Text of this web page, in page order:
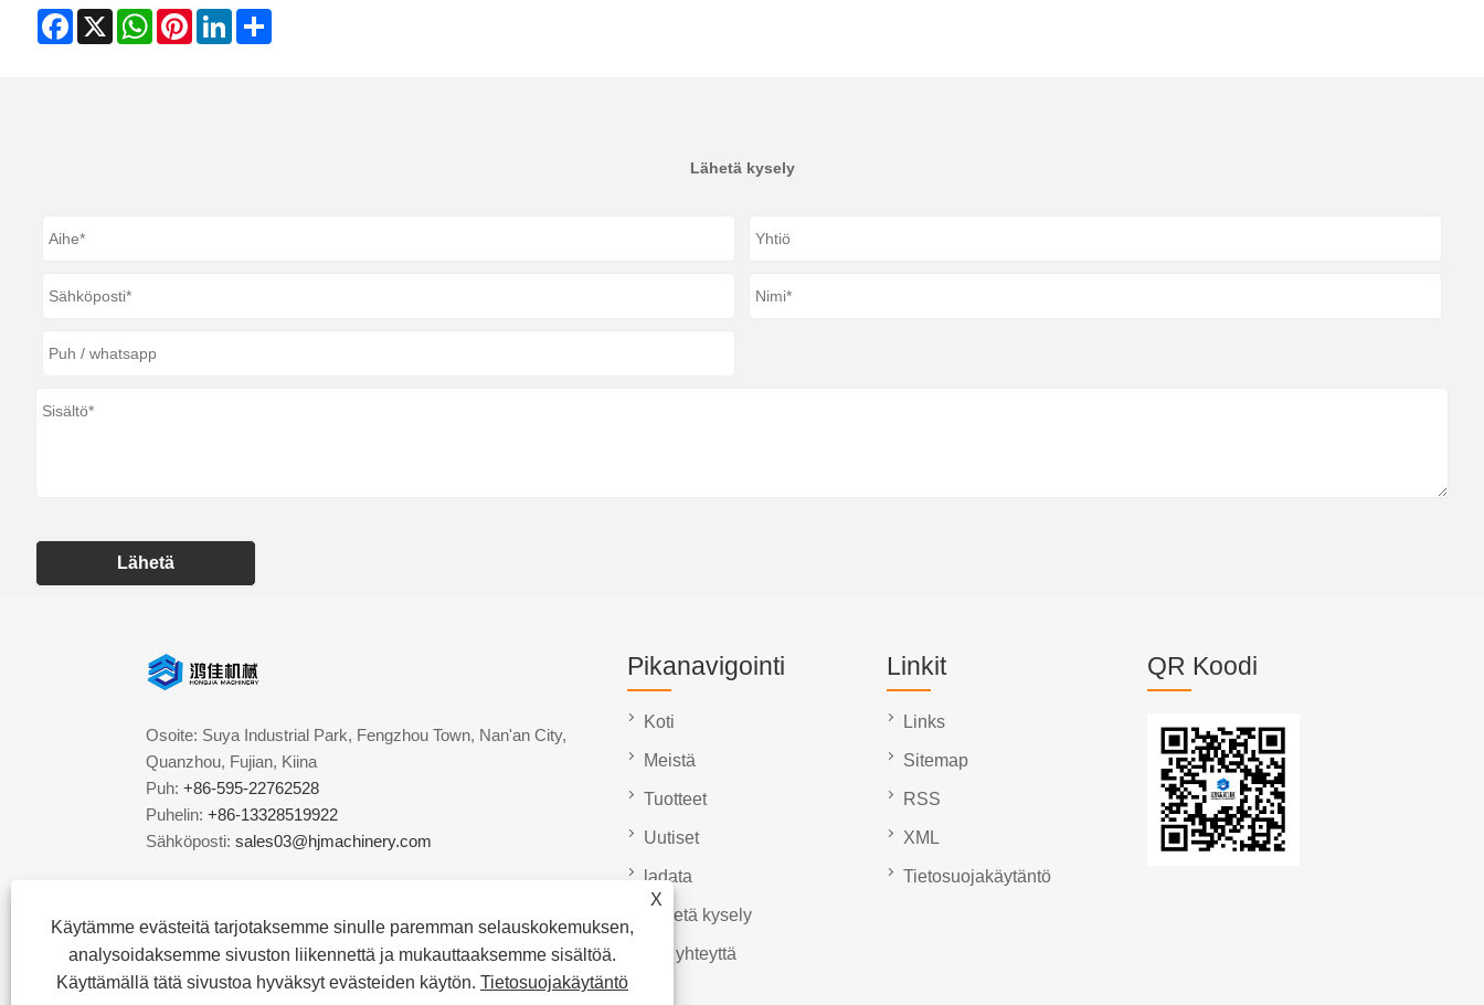
Facebook
X WhatsAppPinterestLinkedIn
Lähetä kysely
Lähetä
X
Käytämme evästeitä tarjotaksemme sinulle paremman selauskokemuksen,
analysoidaksemme sivuston liikennettä ja mukauttaaksemme sisältöä.
Käyttämällä tätä sivustoa hyväksyt evästeiden käytön. Tietosuojakäytäntö
Osoite: Suya Industrial Park, Fengzhou Town, Nan'an City,
Quanzhou, Fujian, Kiina
Puh: +86-595-22762528
Puhelin: +86-13328519922
Sähköposti: sales03@hjmachinery.com
Pikanavigointi
Koti
Meistä
Tuotteet
Uutiset
ladata
Lähetä kysely
Ota yhteyttä
Linkit
Links
Sitemap
RSS
XML
Tietosuojakäytäntö
QR Koodi